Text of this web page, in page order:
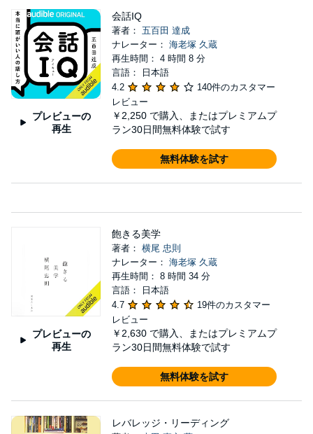
プレビューの
再生
会話IQ
著者： 五百田 達成
ナレーター： 海老塚 久蔵
再生時間： 4 時間 8 分
言語： 日本語
4.2
140件のカスタマー
レビュー
￥2,250 で購入、またはプレミアムプ
ラン30日間無料体験で試す
無料体験を試す
プレビューの
再生
飽きる美学
著者： 横尾 忠則
ナレーター： 海老塚 久蔵
再生時間： 8 時間 34 分
言語： 日本語
4.7
19件のカスタマー
レビュー
￥2,630 で購入、またはプレミアムプ
ラン30日間無料体験で試す
無料体験を試す
レバレッジ・リーディング